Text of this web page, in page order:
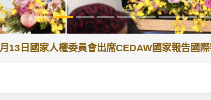
13日國家人權委員會出席CEDAW國家報告國